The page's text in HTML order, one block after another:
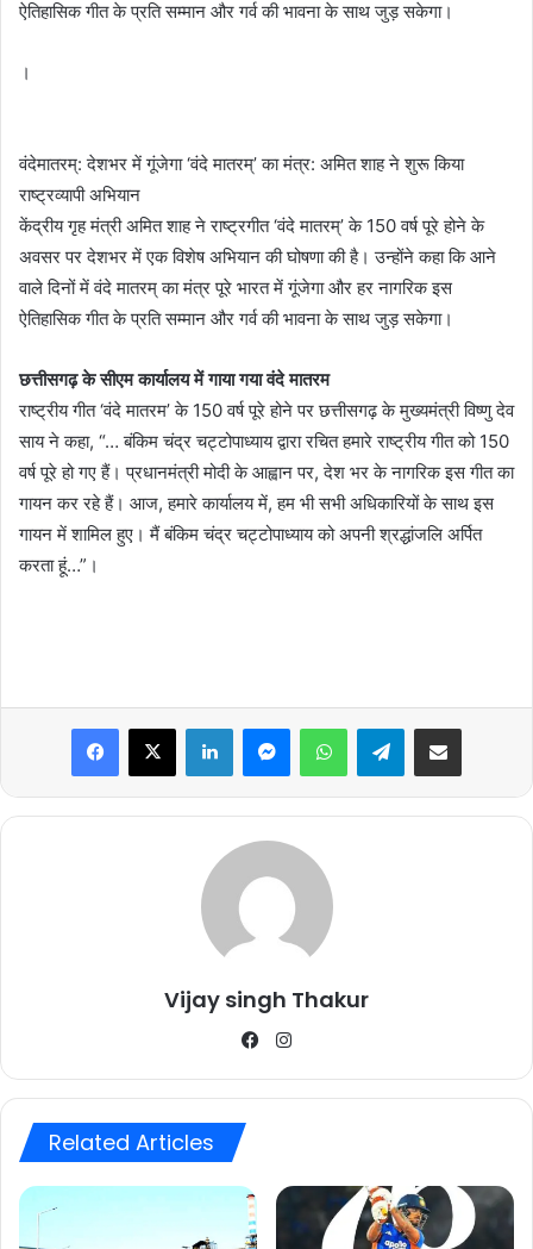
ऐतिहासिक गीत के प्रति सम्मान और गर्व की भावना के साथ जुड़ सकेगा।
।
वंदेमातरम्: देशभर में गूंजेगा ‘वंदे मातरम्’ का मंत्र: अमित शाह ने शुरू किया
राष्ट्रव्यापी अभियान
केंद्रीय गृह मंत्री अमित शाह ने राष्ट्रगीत ‘वंदे मातरम्’ के 150 वर्ष पूरे होने के
अवसर पर देशभर में एक विशेष अभियान की घोषणा की है। उन्होंने कहा कि आने
वाले दिनों में वंदे मातरम् का मंत्र पूरे भारत में गूंजेगा और हर नागरिक इस
ऐतिहासिक गीत के प्रति सम्मान और गर्व की भावना के साथ जुड़ सकेगा।
छत्तीसगढ़ के सीएम कार्यालय में गाया गया वंदे मातरम
राष्ट्रीय गीत ‘वंदे मातरम’ के 150 वर्ष पूरे होने पर छत्तीसगढ़ के मुख्यमंत्री विष्णु देव
साय ने कहा, “… बंकिम चंद्र चट्टोपाध्याय द्वारा रचित हमारे राष्ट्रीय गीत को 150
वर्ष पूरे हो गए हैं। प्रधानमंत्री मोदी के आह्वान पर, देश भर के नागरिक इस गीत का
गायन कर रहे हैं। आज, हमारे कार्यालय में, हम भी सभी अधिकारियों के साथ इस
गायन में शामिल हुए। मैं बंकिम चंद्र चट्टोपाध्याय को अपनी श्रद्धांजलि अर्पित
करता हूं…”।
Facebook
X LinkedInMessengerWhatsAppTelegramShare via Email
Vijay singh Thakur
Facebook
Related Articles